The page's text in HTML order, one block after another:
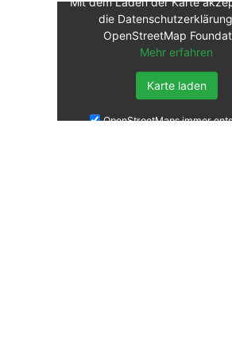
die
OpenStreetMap
Mehr erfahren
Karte laden
OpenStreetMaps immer